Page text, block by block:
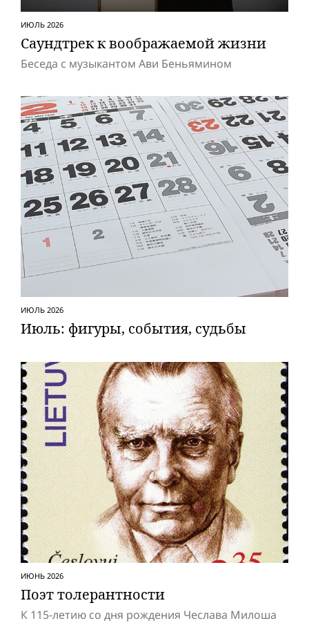
ИЮЛЬ 2026
Саундтрек к воображаемой жизни
Беседа с музыкантом Ави Беньямином
ИЮЛЬ 2026
Июль: фигуры, события, судьбы
ИЮНЬ 2026
Поэт толерантности
К 115-летию со дня рождения Чеслава Милоша